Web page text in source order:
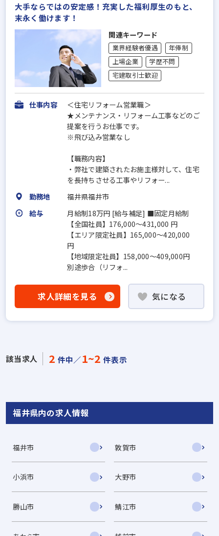
大手ならではの安定感！充実した福利厚生のもと、
末永く働けます！
関連キーワード
業界経験者優遇
年俸制
上場企業
学歴不問
宅建取引士歓迎
仕事内容
＜住宅リフォーム営業職＞
★メンテナンス・リフォーム工事などのご
提案を行うお仕事です。
※飛び込み営業なし
【職務内容】
・弊社で建築されたお施主様対して、住宅
を長持ちさせる工事やリフォー...
勤務地
福井県福井市
給与
月給制18万円 [給与補足] ■固定月給制
【全国社員】176,000～431,000 円
【エリア限定社員】165,000～420,000
円
【地域限定社員】158,000～409,000円
別途歩合（リフォ...
求人詳細を見る 気になる
該当求人 2 件中／1~2 件表示
福井県内の求人情報
福井市 敦賀市
小浜市 大野市
勝山市 鯖江市